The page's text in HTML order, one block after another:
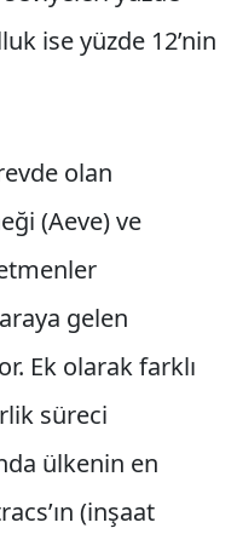
ise yüzde 12’nin
olan
(Aeve) ve
gelen
Ek olarak farklı
süreci
ülkenin en
(inşaat